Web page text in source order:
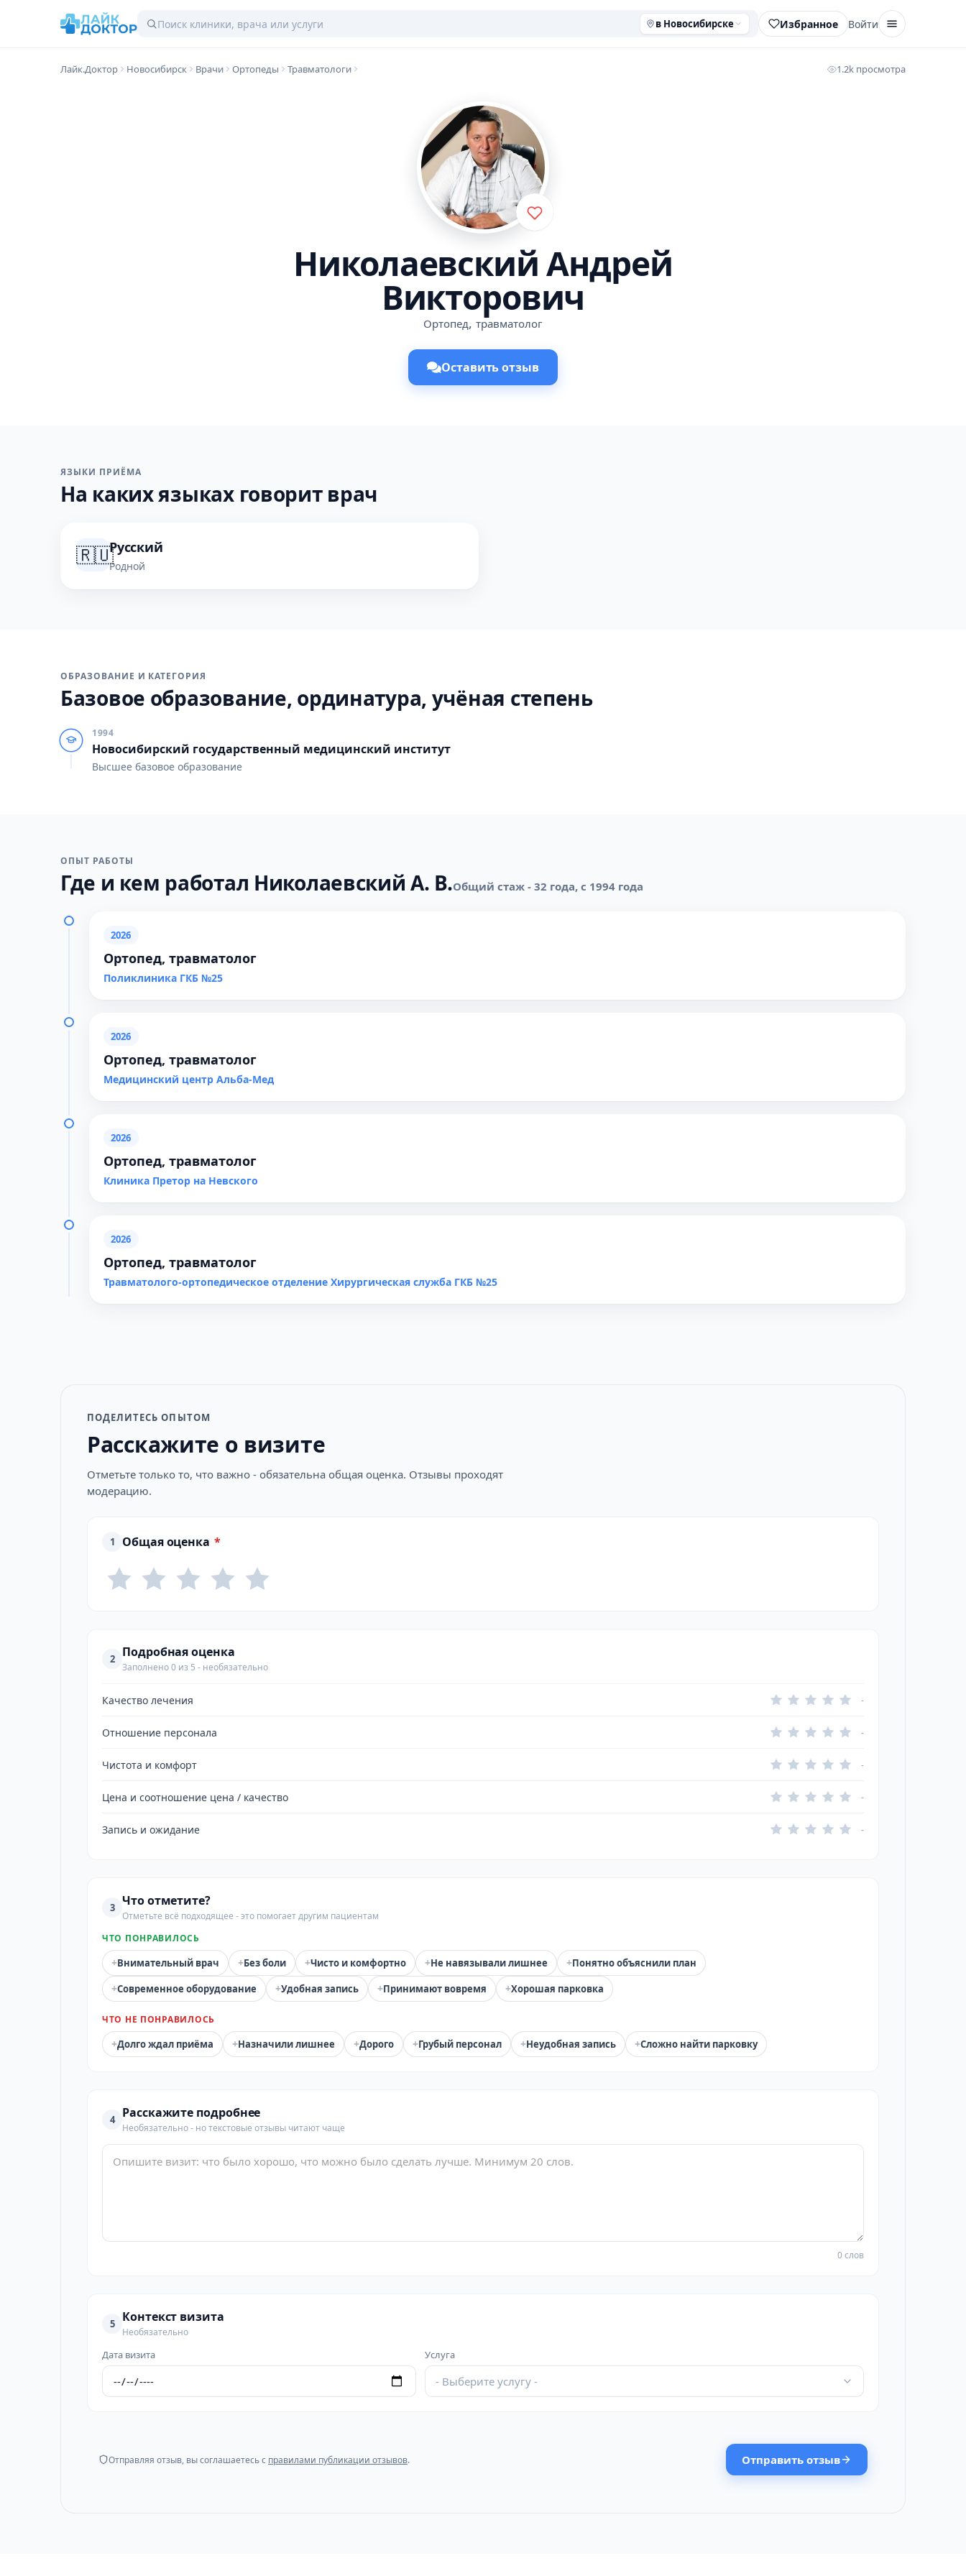
в Новосибирске Избранное Войти
Лайк.Доктор Новосибирск Врачи Ортопеды Травматологи 1.2k просмотра
Николаевский Андрей
Викторович
Ортопед, травматолог
Оставить отзыв
ЯЗЫКИ ПРИЁМА
На каких языках говорит врач
🇷🇺Русский
Родной
ОБРАЗОВАНИЕ И КАТЕГОРИЯ
Базовое образование, ординатура, учёная степень
1994
Новосибирский государственный медицинский институт
Высшее базовое образование
ОПЫТ РАБОТЫ
Где и кем работал Николаевский А. В.Общий стаж - 32 года, с 1994 года
2026
Ортопед, травматолог
Поликлиника ГКБ №25
2026
Ортопед, травматолог
Медицинский центр Альба-Мед
2026
Ортопед, травматолог
Клиника Претор на Невского
2026
Ортопед, травматолог
Травматолого-ортопедическое отделение Хирургическая служба ГКБ №25
ПОДЕЛИТЕСЬ ОПЫТОМ
Расскажите о визите
Отметьте только то, что важно - обязательна общая оценка. Отзывы проходят
модерацию.
1 Общая оценка *
2 Подробная оценка
Заполнено 0 из 5 - необязательно
Качество лечения -
Отношение персонала -
Чистота и комфорт -
Цена и соотношение цена / качество -
Запись и ожидание -
3 Что отметите?
Отметьте всё подходящее - это помогает другим пациентам
ЧТО ПОНРАВИЛОСЬ
+Внимательный врач +Без боли +Чисто и комфортно +Не навязывали лишнее +Понятно объяснили план
+Современное оборудование +Удобная запись +Принимают вовремя +Хорошая парковка
ЧТО НЕ ПОНРАВИЛОСЬ
+Долго ждал приёма +Назначили лишнее +Дорого +Грубый персонал +Неудобная запись +Сложно найти парковку
4 Расскажите подробнее
Необязательно - но текстовые отзывы читают чаще
0 слов
5 Контекст визита
Необязательно
Дата визита Услуга
- Выберите услугу -
Отправляя отзыв, вы соглашаетесь с правилами публикации отзывов. Отправить отзыв